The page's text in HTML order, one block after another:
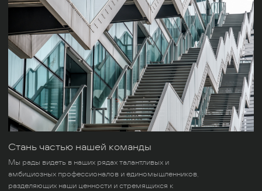
Стань частью нашей команды
Мы рады видеть в наших рядах талантливых и
амбициозных профессионалов и единомышленников,
разделяющих наши ценности и стремящихся к